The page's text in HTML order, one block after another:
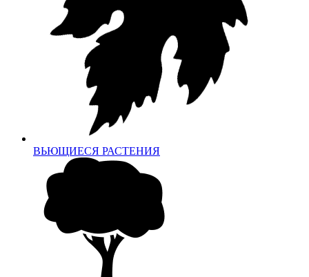
ВЬЮЩИЕСЯ РАСТЕНИЯ